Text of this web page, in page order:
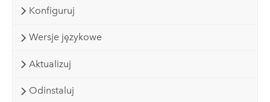
Konfiguruj
Wersje językowe
Aktualizuj
Odinstaluj